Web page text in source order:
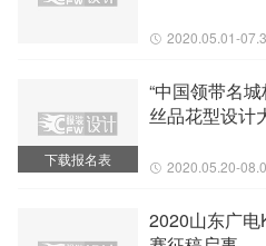
2020.05.01-
下载报名表
“中国领带名城
丝品花型设计
2020.05.20-
2020山东广